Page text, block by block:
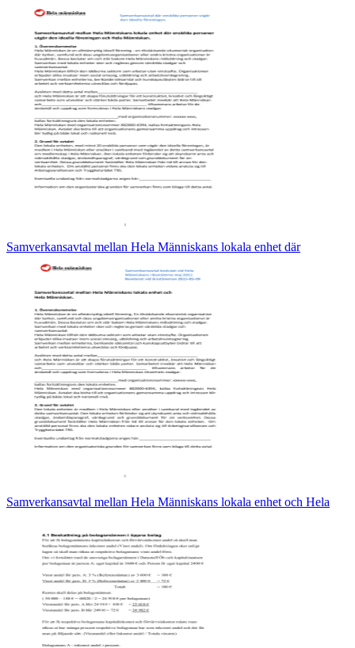
Samverkansavtal mellan Hela Människans lokala enhet där
Samverkansavtal mellan Hela Människans lokala enhet och Hela